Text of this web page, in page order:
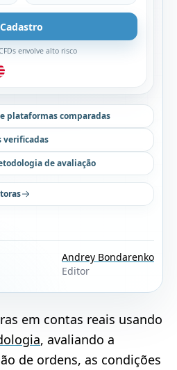
Cadastro
envolve alto risco
plataformas comparadas
verificadas
de avaliação
Andrey Bondarenko
Editor
em contas reais usando
, avaliando a
de ordens, as condições